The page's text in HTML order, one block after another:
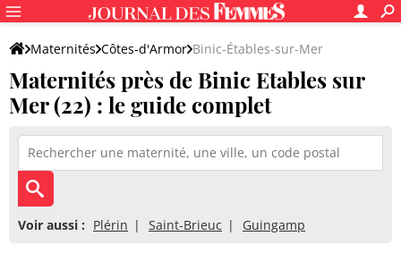
Maternités Côtes-d'Armor Binic-Étables-sur-Mer
Maternités près de Binic Etables sur
Mer (22) : le guide complet
Voir aussi : Plérin Saint-Brieuc Guingamp